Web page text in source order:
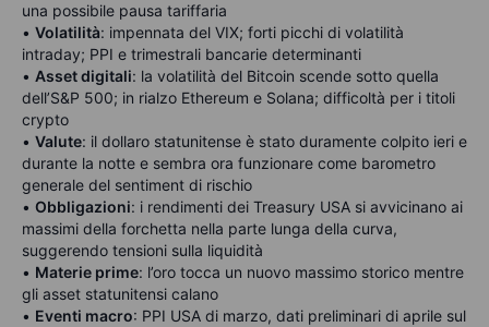
una possibile pausa tariffaria
• Volatilità: impennata del VIX; forti picchi di volatilità
intraday; PPI e trimestrali bancarie determinanti
• Asset digitali: la volatilità del Bitcoin scende sotto quella
dell’S&P 500; in rialzo Ethereum e Solana; difficoltà per i titoli
crypto
• Valute: il dollaro statunitense è stato duramente colpito ieri e
durante la notte e sembra ora funzionare come barometro
generale del sentiment di rischio
• Obbligazioni: i rendimenti dei Treasury USA si avvicinano ai
massimi della forchetta nella parte lunga della curva,
suggerendo tensioni sulla liquidità
• Materie prime: l’oro tocca un nuovo massimo storico mentre
gli asset statunitensi calano
• Eventi macro: PPI USA di marzo, dati preliminari di aprile sul